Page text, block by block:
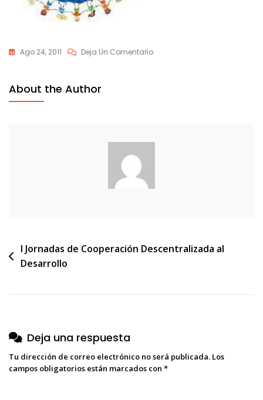
Ago 24, 2011 Deja Un ComentarioEn
About the Author
Navegación
de
I Jornadas de Cooperación Descentralizada al
Desarrollo
Deja una respuesta
Tu dirección de correo electrónico no será publicada. Los
campos obligatorios están marcados con *